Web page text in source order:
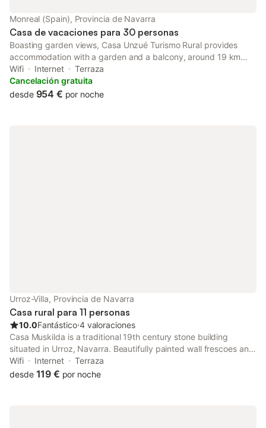
Monreal (Spain), Provincia de Navarra
Casa de vacaciones para 30 personas
Boasting garden views, Casa Unzué Turismo Rural provides
accommodation with a garden and a balcony, around 19 km
from Pamplona Catedral. With city views, this accommodation
offers a patio.
Wifi Internet
Terraza
Cancelación gratuita
desde 954 € por noche
Urroz-Villa, Provincia de Navarra
Casa rural para 11 personas
10.0Fantástico⋅4 valoraciones
Casa Muskilda is a traditional 19th century stone building
situated in Urroz, Navarra. Beautifully painted wall frescoes and
the restored authentic furniture add charming detail to this
hotel. This house features a dining room, and also a bar.
Wifi Internet
Terraza
desde 119 € por noche